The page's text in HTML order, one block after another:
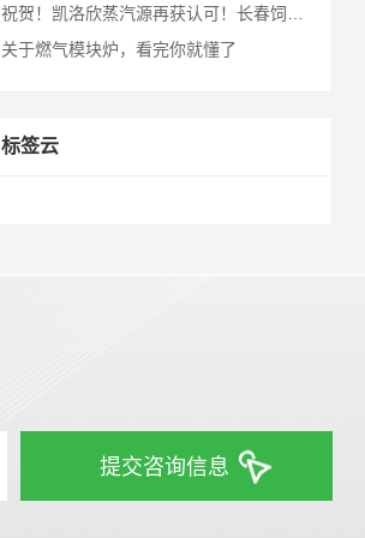
关于燃气模块炉，看完你就懂了
标签云
提交咨询信息